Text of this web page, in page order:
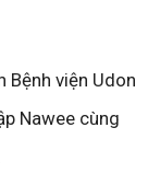
Bệnh viện Udon
Nawee cùng